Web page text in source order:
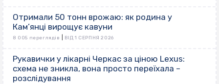
Отримали 50 тонн врожаю: як родина у
Кам’янці вирощує кавуни
8 005 переглядів ВІД 1 СЕРПНЯ 2026
Рукавички у лікарні Черкас за ціною Lexus:
схема не зникла, вона просто переїхала –
розслідування